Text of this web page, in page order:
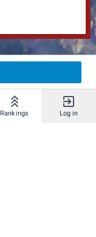
Rankings Log in